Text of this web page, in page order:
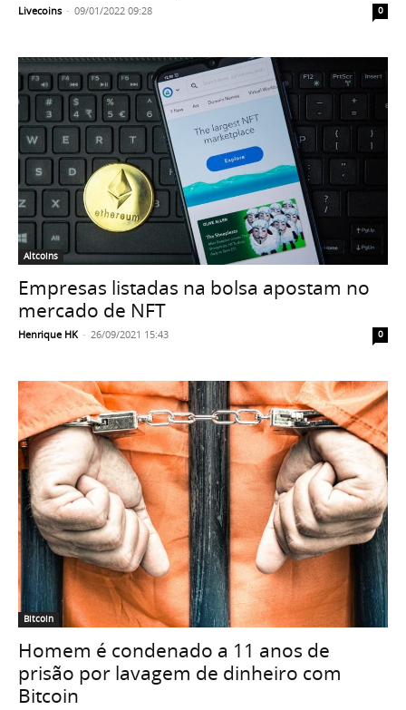
Livecoins - 09/01/2022 09:28 0
Altcoins
Empresas listadas na bolsa apostam no
mercado de NFT
Henrique HK - 26/09/2021 15:43 0
Bitcoin
Homem é condenado a 11 anos de
prisão por lavagem de dinheiro com
Bitcoin